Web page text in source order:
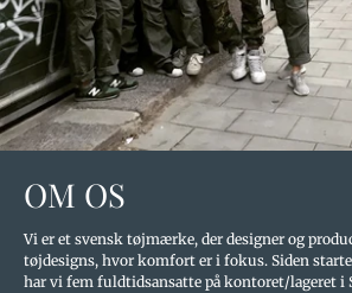
OM OS
Vi er et svensk tøjmærke, der designer og
tøjdesigns, hvor komfort er i fokus. Siden
har vi fem fuldtidsansatte på kontoret/lageret i